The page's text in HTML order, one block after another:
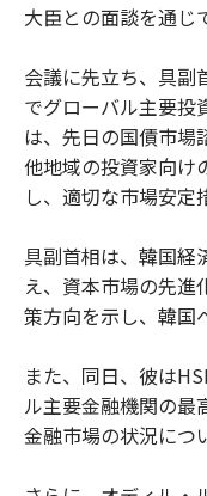
大臣との面談を通じ
会議に先立ち、具副
でグローバル主要投
は、先日の国債市場
他地域の投資家向け
し、適切な市場安定
具副首相は、韓国経
え、資本市場の先進
策方向を示し、韓国
また、同日、彼は
ル主要金融機関の最
金融市場の状況につ